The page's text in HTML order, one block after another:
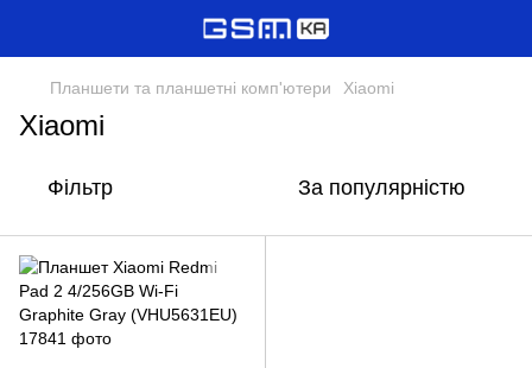
Планшети та планшетні комп'ютери Xiaomi
Xiaomi
Фільтр За популярністю